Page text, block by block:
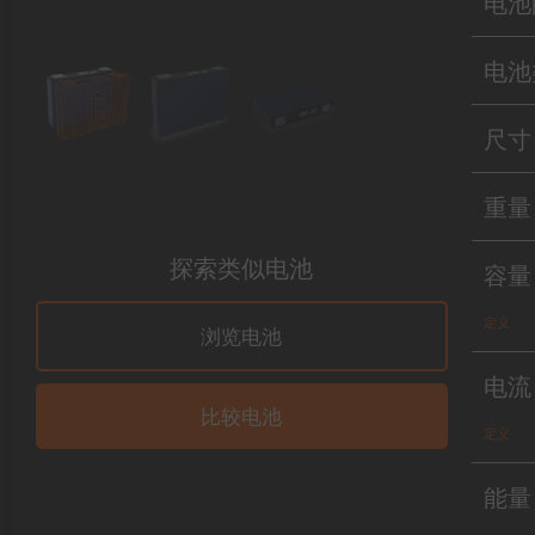
探索类似电池
浏览电池
比较电池
电
尺寸
重量
容量
定义
电流
定义
能量